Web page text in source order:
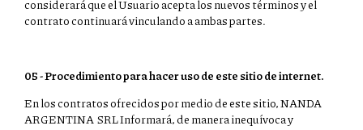
considerará que el Usuario acepta los nuevos términos y el
contrato continuará vinculando a ambas partes.
05 - Procedimiento para hacer uso de este sitio de internet.
En los contratos ofrecidos por medio de este sitio, NANDA
ARGENTINA SRL Informará, de manera inequívoca y